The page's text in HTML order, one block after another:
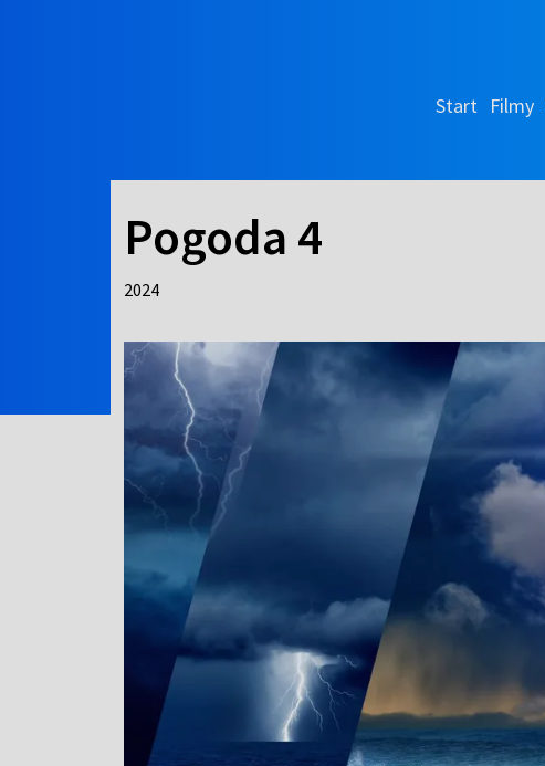
Start Filmy
Pogoda 4
2024